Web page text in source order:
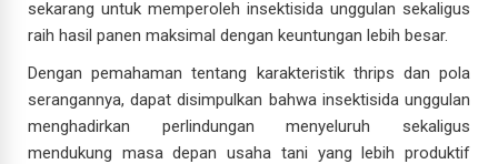
sekarang untuk memperoleh insektisida unggulan sekaligus
raih hasil panen maksimal dengan keuntungan lebih besar.
Dengan pemahaman tentang karakteristik thrips dan pola
serangannya, dapat disimpulkan bahwa insektisida unggulan
menghadirkan perlindungan menyeluruh sekaligus
mendukung masa depan usaha tani yang lebih produktif